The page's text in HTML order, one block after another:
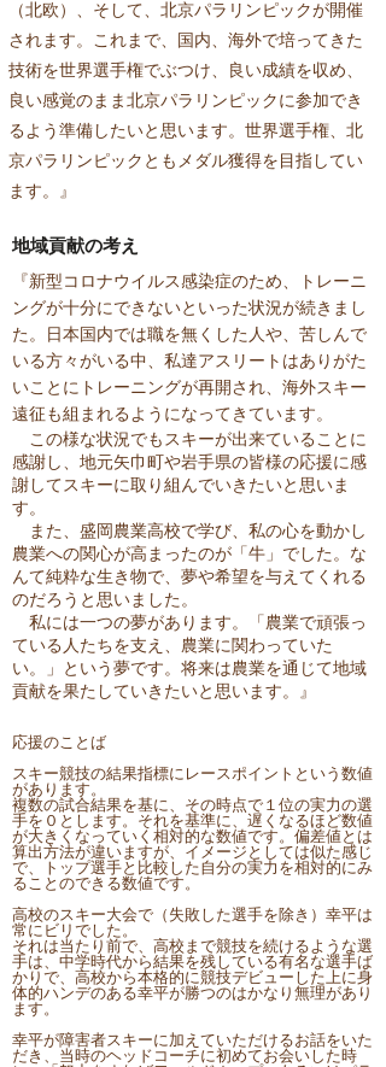
（北欧）、そして、北京パラリンピックが開催
されます。これまで、国内、海外で培ってきた
技術を世界選手権でぶつけ、良い成績を収め、
良い感覚のまま北京パラリンピックに参加でき
るよう準備したいと思います。世界選手権、北
京パラリンピックともメダル獲得を目指してい
ます。』
地域貢献の考え
『新型コロナウイルス感染症のため、トレーニ
ングが十分にできないといった状況が続きまし
た。日本国内では職を無くした人や、苦しんで
いる方々がいる中、私達アスリートはありがた
いことにトレーニングが再開され、海外スキー
遠征も組まれるようになってきています。
この様な状況でもスキーが出来ていることに
感謝し、地元矢巾町や岩手県の皆様の応援に感
謝してスキーに取り組んでいきたいと思いま
す。
また、盛岡農業高校で学び、私の心を動かし
農業への関心が高まったのが「牛」でした。な
んて純粋な生き物で、夢や希望を与えてくれる
のだろうと思いました。
私には一つの夢があります。「農業で頑張っ
ている人たちを支え、農業に関わっていた
い。」という夢です。将来は農業を通じて地域
貢献を果たしていきたいと思います。』
応援のことば
スキー競技の結果指標にレースポイントという数値
があります。
複数の試合結果を基に、その時点で１位の実力の選
手を０とします。それを基準に、遅くなるほど数値
が大きくなっていく相対的な数値です。偏差値とは
算出方法が違いますが、イメージとしては似た感じ
で、トップ選手と比較した自分の実力を相対的にみ
ることのできる数値です。
高校のスキー大会で（失敗した選手を除き）幸平は
常にビリでした。
それは当たり前で、高校まで競技を続けるような選
手は、中学時代から結果を残している有名な選手ば
かりで、高校から本格的に競技デビューした上に身
体的ハンデのある幸平が勝つのはかなり無理があり
ます。
幸平が障害者スキーに加えていただけるお話をいた
だき、当時のヘッドコーチに初めてお会いした時